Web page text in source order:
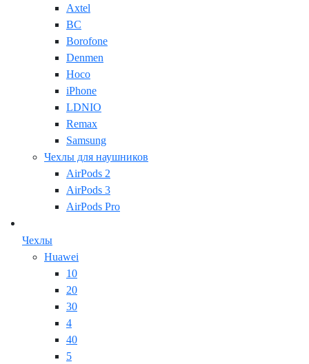
Axtel
BC
Borofone
Denmen
Hoco
iPhone
LDNIO
Remax
Samsung
Чехлы для наушников
AirPods 2
AirPods 3
AirPods Pro
Чехлы
Huawei
10
20
30
4
40
5